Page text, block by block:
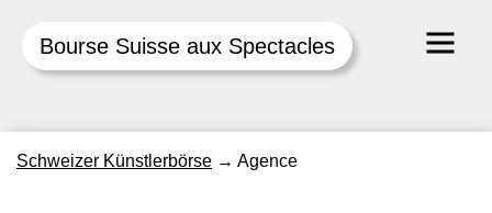
Bourse Suisse aux Spectacles
Schweizer Künstlerbörse → Agence